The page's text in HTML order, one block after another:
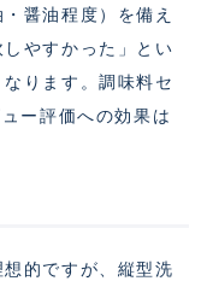
醤油程度）を備え
やすかった」とい
ります。調味料セ
ー評価への効果は
的ですが、縦型洗